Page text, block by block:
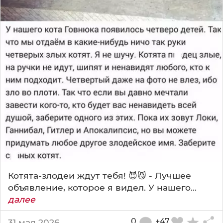
Котята-злодеи ждут тебя! 😈😼 - Лучшее
объявление, которое я видел. У нашего...
далее